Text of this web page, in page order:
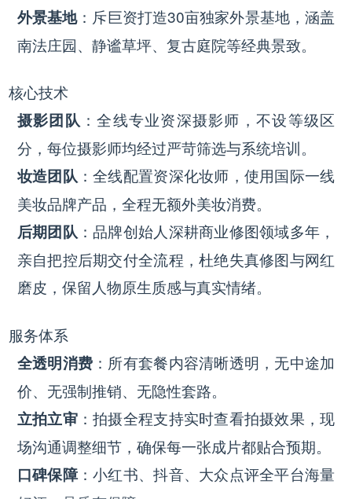
外景基地：斥巨资打造30亩独家外景基地，涵盖
南法庄园、静谧草坪、复古庭院等经典景致。
核心技术
摄影团队 ：全线专业资深摄影师，不设等级区
分，每位摄影师均经过严苛筛选与系统培训。
妆造团队：全线配置资深化妆师，使用国际一线
美妆品牌产品，全程无额外美妆消费。
后期团队：品牌创始人深耕商业修图领域多年，
亲自把控后期交付全流程，杜绝失真修图与网红
磨皮，保留人物原生质感与真实情绪。
服务体系
全透明消费 ：所有套餐内容清晰透明，无中途加
价、无强制推销、无隐性套路。
立拍立审：拍摄全程支持实时查看拍摄效果，现
场沟通调整细节，确保每一张成片都贴合预期。
口碑保障：小红书、抖音、大众点评全平台海量